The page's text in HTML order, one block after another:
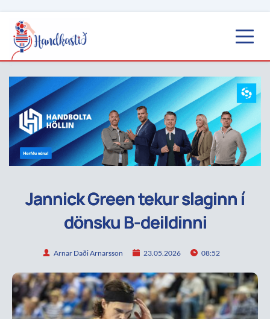
Jannick Green tekur slaginn í
dönsku B-deildinni
Arnar Daði Arnarsson 23.05.2026 08:52